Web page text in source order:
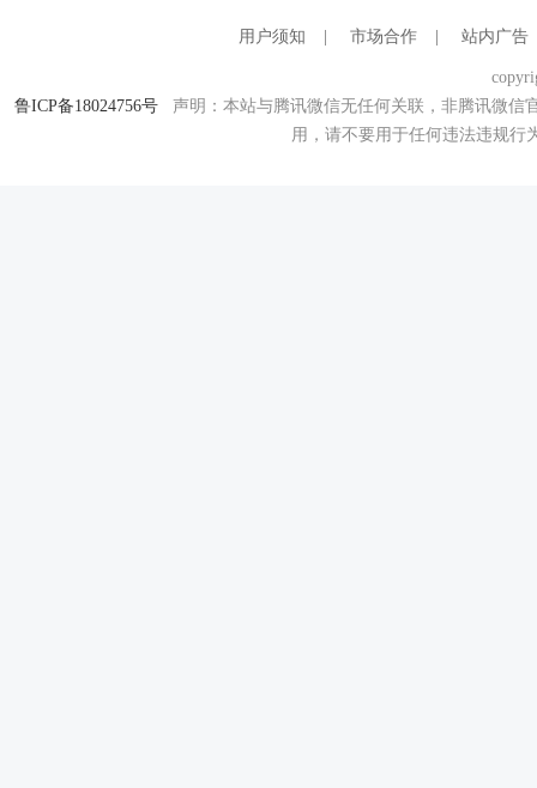
用户须知 市场合作 站内广告
鲁ICP备18024756号 声明：本站与腾讯微信无任何关联，非腾讯微信
用，请不要用于任何违法违规行